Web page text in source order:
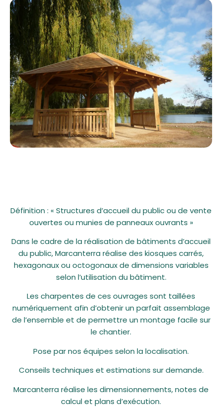
Définition : « Structures d’accueil du public ou de vente
ouvertes ou munies de panneaux ouvrants »
Dans le cadre de la réalisation de bâtiments d’accueil
du public, Marcanterra réalise des kiosques carrés,
hexagonaux ou octogonaux de dimensions variables
selon l’utilisation du bâtiment.
Les charpentes de ces ouvrages sont taillées
numériquement afin d’obtenir un parfait assemblage
de l’ensemble et de permettre un montage facile sur
le chantier.
Pose par nos équipes selon la localisation.
Conseils techniques et estimations sur demande.
Marcanterra réalise les dimensionnements, notes de
calcul et plans d’exécution.